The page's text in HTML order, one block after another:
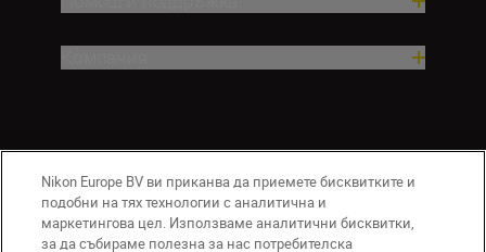
Nikon Europe BV ви приканва да приемете бисквитките и
подобни на тях технологии с аналитична и
маркетингова цел. Използваме аналитични бисквитки,
за да събираме полезна за нас потребителска